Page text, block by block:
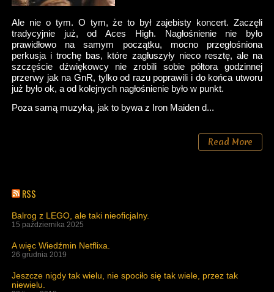
Ale nie o tym. O tym, że to był zajebisty koncert. Zaczęli
tradycyjnie już, od Aces High. Nagłośnienie nie było
prawidłowo na samym początku, mocno przegłośniona
perkusja i trochę bas, które zagłuszyły nieco resztę, ale na
szczęście dźwiękowcy nie zrobili sobie półtora godzinnej
przerwy jak na GnR, tylko od razu poprawili i do końca utworu
już było ok, a od kolejnych nagłośnienie było w punkt.
Poza samą muzyką, jak to bywa z Iron Maiden d...
Read More
RSS
Balrog z LEGO, ale taki nieoficjalny.
15 października 2025
A więc Wiedźmin Netflixa.
26 grudnia 2019
Jeszcze nigdy tak wielu, nie spociło się tak wiele, przez tak
niewielu.